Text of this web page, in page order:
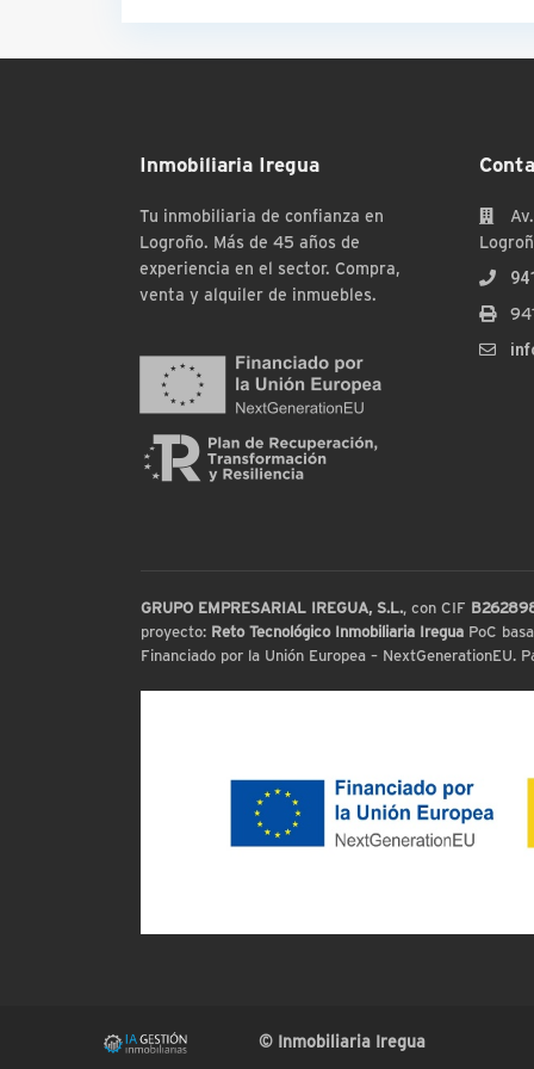
Inmobiliaria Iregua
Tu inmobiliaria de confianza en
Logroño. Más de 45 años de
experiencia en el sector. Compra,
venta y alquiler de inmuebles.
GRUPO EMPRESARIAL IREGUA, S.L., con CIF
proyecto: Reto Tecnológico Inmobiliaria IreguaPoC
Financiado por la Unión Europea – NextGenerationEU.
© Inmobiliaria Iregua